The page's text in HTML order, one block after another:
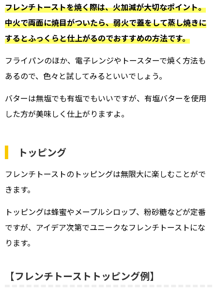
フレンチトーストを焼く際は、火加減が大切なポイント。
中火で両面に焼目がついたら、弱火で蓋をして蒸し焼きに
するとふっくらと仕上がるのでおすすめの方法です。
フライパンのほか、電子レンジやトースターで焼く方法も
あるので、色々と試してみるといいでしょう。
バターは無塩でも有塩でもいいですが、有塩バターを使用
した方が美味しく仕上がりますよ。
トッピング
フレンチトーストのトッピングは無限大に楽しむことがで
きます。
トッピングは蜂蜜やメープルシロップ、粉砂糖などが定番
ですが、アイデア次第でユニークなフレンチトーストにな
ります。
【フレンチトーストトッピング例】